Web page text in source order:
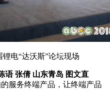
锂电“达沃斯”论坛现场
语 张倩 山东青岛 图文直
服务终端产品，让终端产品